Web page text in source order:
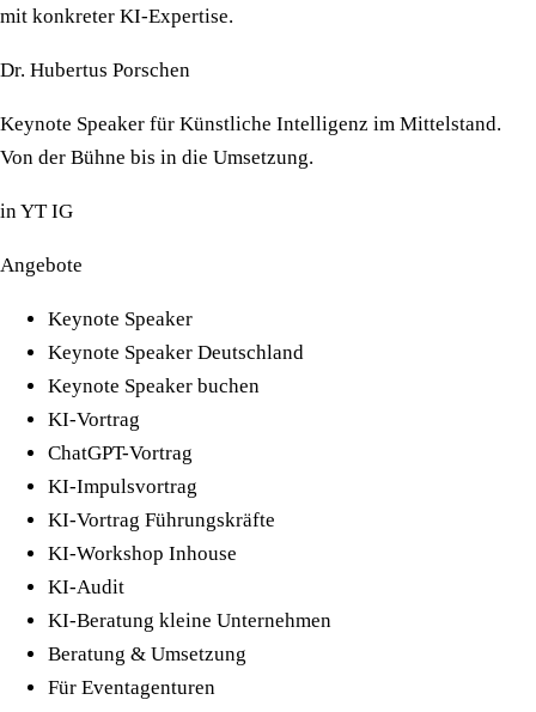
mit konkreter KI-Expertise.
Dr. Hubertus Porschen
Keynote Speaker für Künstliche Intelligenz im Mittelstand.
Von der Bühne bis in die Umsetzung.
inYT IG
Angebote
Keynote Speaker
Keynote Speaker Deutschland
Keynote Speaker buchen
KI-Vortrag
ChatGPT-Vortrag
KI-Impulsvortrag
KI-Vortrag Führungskräfte
KI-Workshop Inhouse
KI-Audit
KI-Beratung kleine Unternehmen
Beratung & Umsetzung
Für Eventagenturen